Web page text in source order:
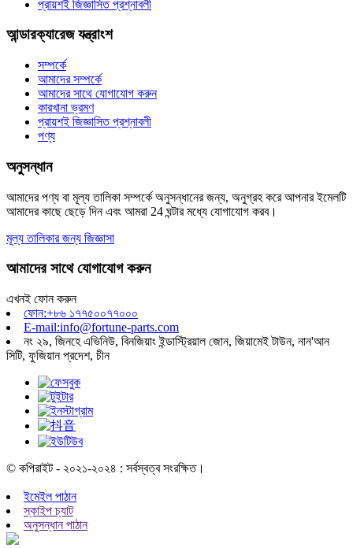
প্রায়শই জিজ্ঞাসিত প্রশ্নাবলী
আন্ডারক্যারেজ যন্ত্রাংশ
সম্পর্কে
আমাদের সম্পর্কে
আমাদের সাথে যোগাযোগ করুন
কারখানা ভ্রমণ
প্রায়শই জিজ্ঞাসিত প্রশ্নাবলী
পণ্য
অনুসন্ধান
আমাদের পণ্য বা মূল্য তালিকা সম্পর্কে অনুসন্ধানের জন্য, অনুগ্রহ করে আপনার ইমেলটি
আমাদের কাছে ছেড়ে দিন এবং আমরা 24 ঘন্টার মধ্যে যোগাযোগ করব।
মূল্য তালিকার জন্য জিজ্ঞাসা
আমাদের সাথে যোগাযোগ করুন
এখনই ফোন করুন
ফোন:+৮৬ ১৭৭৫০০৭৭০০০
E-mail:info@fortune-parts.com
নং ২৯, জিনহে এভিনিউ, বিনজিয়াং ইন্ডাস্ট্রিয়াল জোন, জিয়ামেই টাউন, নান'আন
সিটি, ফুজিয়ান প্রদেশ, চীন
© কপিরাইট - ২০২১-২০২৪ : সর্বস্বত্ব সংরক্ষিত।
ইমেইল পাঠান
স্কাইপ চ্যাট
অনুসন্ধান পাঠান